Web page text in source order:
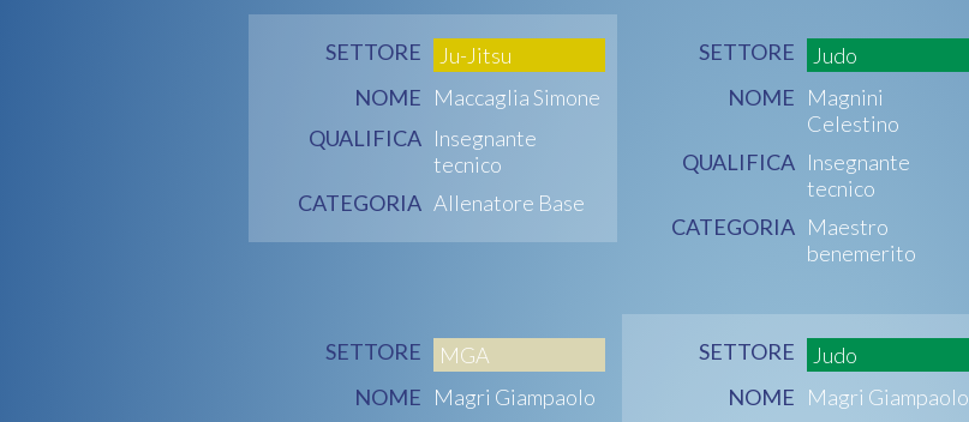
SETTORE
Ju-Jitsu
NOME Maccaglia Simone
QUALIFICA Insegnante
tecnico
CATEGORIA Allenatore Base
SETTORE
Judo
NOME Magnini
Celestino
QUALIFICA Insegnante
tecnico
CATEGORIA Maestro
benemerito
SETTORE
MGA
NOME Magri Giampaolo
SETTORE
Judo
NOME Magri Giampaolo